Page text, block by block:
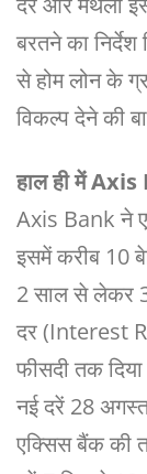
बरतने का
से होम लोन के
व‍िकल्‍प देने की
हाल ही में Axis
Axis Bank ने
इसमें करीब 10
2 साल से लेकर
दर (Interest
फीसदी तक
नई दरें 28
एक्सिस बैंक की